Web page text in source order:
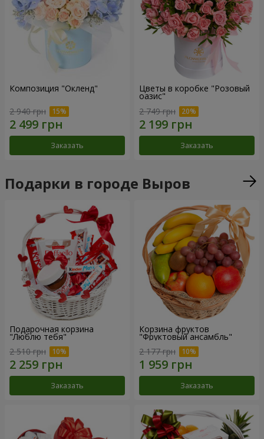
Композиция "Окленд"
2 940 грн
Заказать
Цветы в коробке "Розовый
оазис"
2 749 грн
Заказать
Подарки в городе Выров
Подарочная корзина
"Люблю тебя"
2 510 грн
Заказать
Корзина фруктов
"Фруктовый ансамбль"
2 177 грн
Заказать